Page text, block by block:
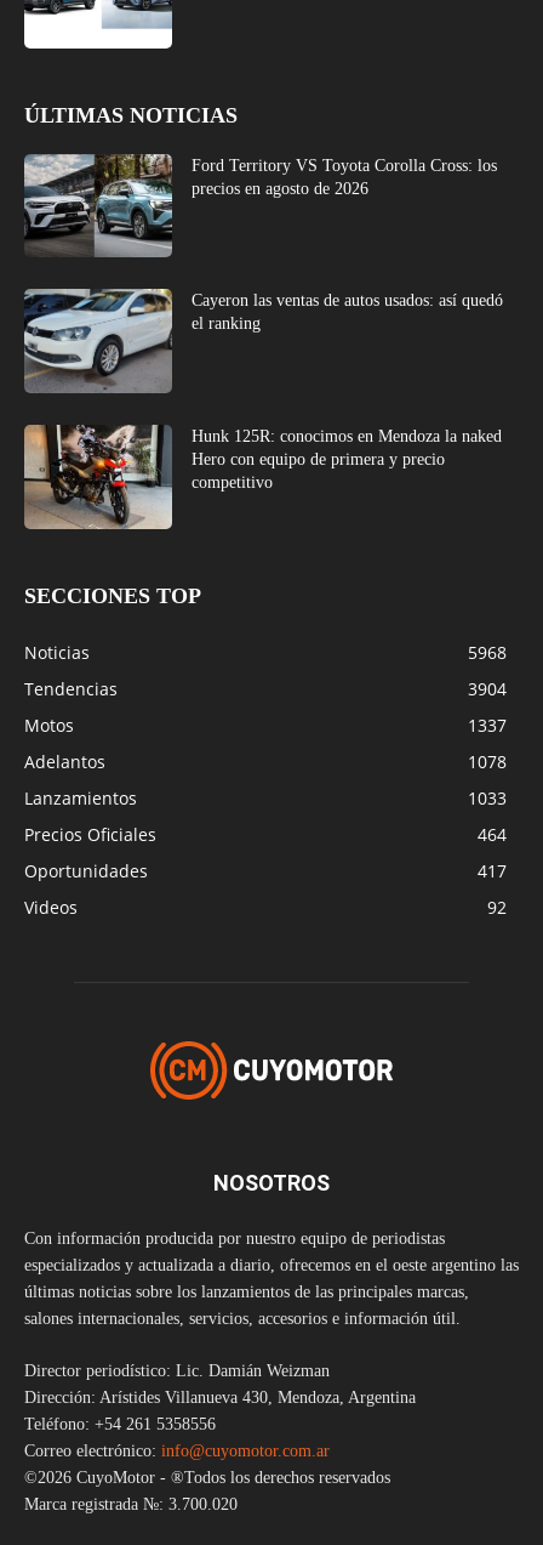
ÚLTIMAS NOTICIAS
Ford Territory VS Toyota Corolla Cross: los
precios en agosto de 2026
Cayeron las ventas de autos usados: así quedó
el ranking
Hunk 125R: conocimos en Mendoza la naked
Hero con equipo de primera y precio
competitivo
SECCIONES TOP
Noticias
5968
Tendencias
3904
Motos
1337
Adelantos
1078
Lanzamientos
1033
Precios Oficiales
464
Oportunidades
417
Videos
92
NOSOTROS
Con información producida por nuestro equipo de periodistas
especializados y actualizada a diario, ofrecemos en el oeste argentino las
últimas noticias sobre los lanzamientos de las principales marcas,
salones internacionales, servicios, accesorios e información útil.
Director periodístico: Lic. Damián Weizman
Dirección: Arístides Villanueva 430, Mendoza, Argentina
Teléfono: +54 261 5358556
Correo electrónico: info@cuyomotor.com.ar
©2026 CuyoMotor - ®Todos los derechos reservados
Marca registrada №: 3.700.020